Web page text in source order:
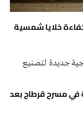
خلايا شمسية
جديدة لتصنيع
في مسرح قرطاج بعد